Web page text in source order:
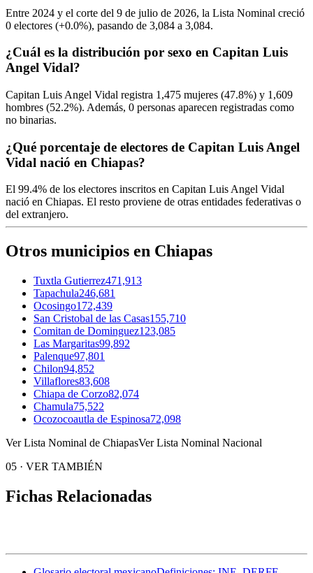
Entre 2024 y el corte del 9 de julio de 2026, la Lista Nominal creció
0 electores (+0.0%), pasando de 3,084 a 3,084.
¿Cuál es la distribución por sexo en Capitan Luis
Angel Vidal?
Capitan Luis Angel Vidal registra 1,475 mujeres (47.8%) y 1,609
hombres (52.2%). Además, 0 personas aparecen registradas como
no binarias.
¿Qué porcentaje de electores de Capitan Luis Angel
Vidal nació en Chiapas?
El 99.4% de los electores inscritos en Capitan Luis Angel Vidal
nació en Chiapas. El resto proviene de otras entidades federativas o
del extranjero.
Otros municipios en Chiapas
Tuxtla Gutierrez471,913
Tapachula246,681
Ocosingo172,439
San Cristobal de las Casas155,710
Comitan de Dominguez123,085
Las Margaritas99,892
Palenque97,801
Chilon94,852
Villaflores83,608
Chiapa de Corzo82,074
Chamula75,522
Ocozocoautla de Espinosa72,098
Ver Lista Nominal de ChiapasVer Lista Nominal Nacional
05 · VER TAMBIÉN
Fichas Relacionadas